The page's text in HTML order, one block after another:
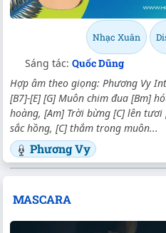
Nhạc Xuân
Sáng tác: Quốc Dũng
Hợp âm theo giọng: Phương Vy
[B7]-[E] [G] Muôn chim đua [Bm]
hoàng, [Am] Trời bừng [C] lên
sắc hồng, [C] thắm trong muôn...
Phương Vy
MASCARA